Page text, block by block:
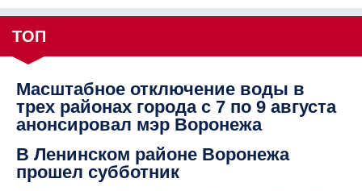
ТОП
Масштабное отключение воды в
трех районах города с 7 по 9 августа
анонсировал мэр Воронежа
В Ленинском районе Воронежа
прошел субботник